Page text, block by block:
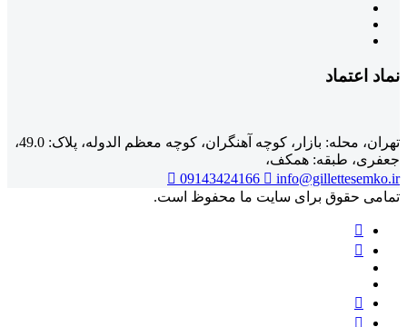
نماد اعتماد
تهران، محله: بازار، کوچه آهنگران، کوچه معظم الدوله، پلاک: 49.0،
جعفری، طبقه: همکف،
09143424166
info@gillettesemko.ir
تمامی حقوق برای سایت ما محفوظ است.